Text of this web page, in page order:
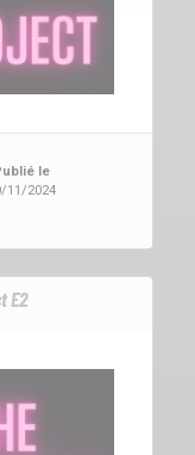
le
11/2024
E2